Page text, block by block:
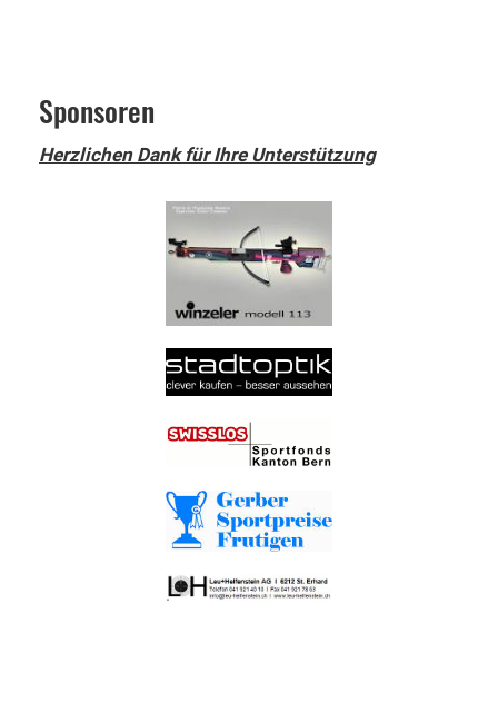
Sponsoren
Herzlichen Dank für Ihre Unterstützung